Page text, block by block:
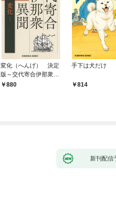
変化（へんげ） 決定
版～交代寄合伊那衆異
聞（1）～
880
手下は犬だけ
814
新刊配信